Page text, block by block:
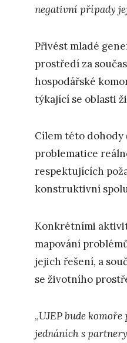
negativní případy
Přivést mladé
prostředí za
hospodářské
týkající se oblasti
Cílem této dohody
problematice
respektujících
konstruktivní
Konkrétními
mapování
jejich řešení, a
se životního
„UJEP bude
jednáních s